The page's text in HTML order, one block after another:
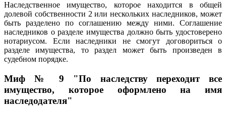
Наследственное имущество, которое находится в общей
долевой собственности 2 или нескольких наследников, может
быть разделено по соглашению между ними. Соглашение
наследников о разделе имущества должно быть удостоверено
нотариусом. Если наследники не смогут договориться о
разделе имущества, то раздел может быть произведен в
судебном порядке.
Миф № 9 "По наследству переходит все
имущество, которое оформлено на имя
наследодателя"